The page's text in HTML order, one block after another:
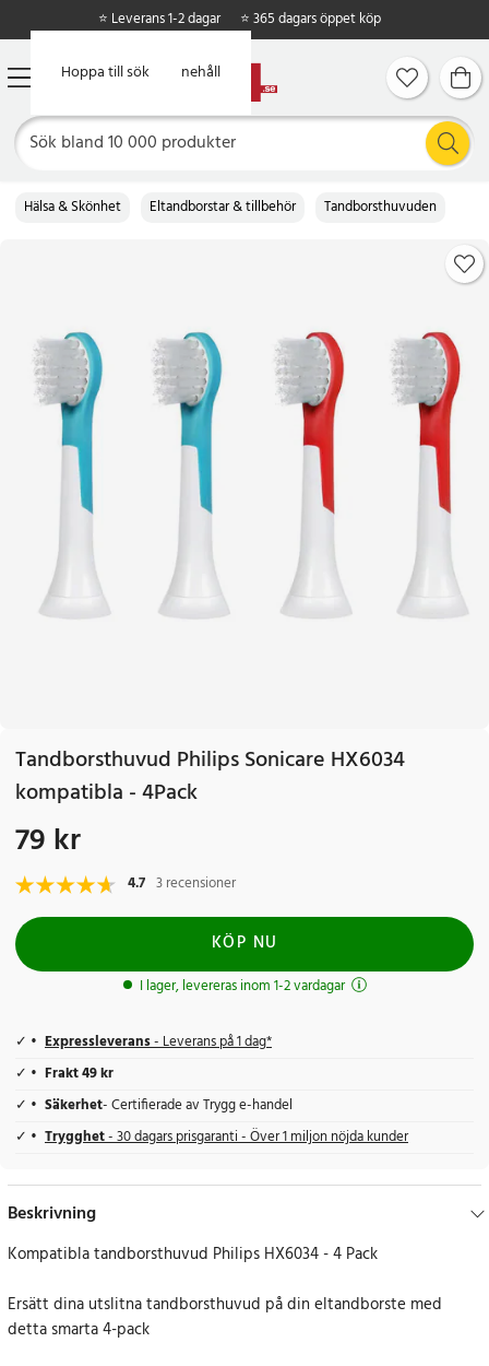
Hoppa till huvudinnehåll
Hoppa till sök
⭐ Leverans 1-2 dagar ⭐ 365 dagars öppet köp
Hälsa & Skönhet Eltandborstar & tillbehör Tandborsthuvuden
Tandborsthuvud Philips Sonicare HX6034
kompatibla - 4Pack
Pris: 79 kr
79 kr
4.7 3 recensioner
KÖP NU
I lager, levereras inom 1-2 vardagar
Expressleverans- Leverans på 1 dag*
Frakt 49 kr
Säkerhet- Certifierade av Trygg e-handel
Trygghet- 30 dagars prisgaranti - Över 1 miljon nöjda kunder
Beskrivning
Kompatibla tandborsthuvud Philips HX6034 - 4 Pack
Ersätt dina utslitna tandborsthuvud på din eltandborste med
detta smarta 4-pack